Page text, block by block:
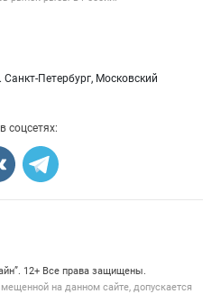
Петербург, Московский
Блог
соцсетях:
12+ Все права защищены.
на данном сайте, допускается